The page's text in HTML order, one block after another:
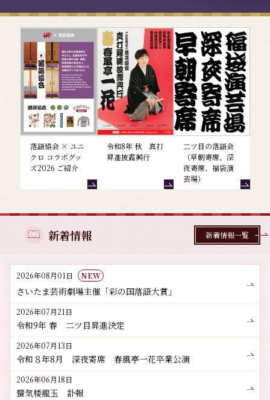
落語協会からのお知らせ
落語協会 × ユニ
クロ コラボグッ
ズ2026 ご紹介
令和8年 秋 真打
昇進披露興行
二ツ目の落語会
（早朝寄席、深
夜寄席、福袋演
芸場）
新着情報
2026年08月01日 NEW
さいたま芸術劇場主催「彩の国落語大賞」
2026年07月21日
令和9年 春 二ツ目昇進決定
2026年07月13日
令和８年8月 深夜寄席 春風亭一花卒業公演
2026年06月18日
蜃気楼龍玉 訃報
新着情報一覧